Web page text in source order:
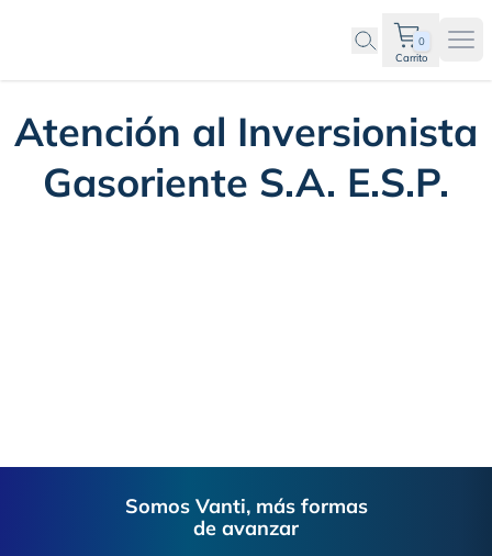
0
Carrito
Atención al Inversionista
Gasoriente S.A. E.S.P.
Somos Vanti, más formas
de avanzar